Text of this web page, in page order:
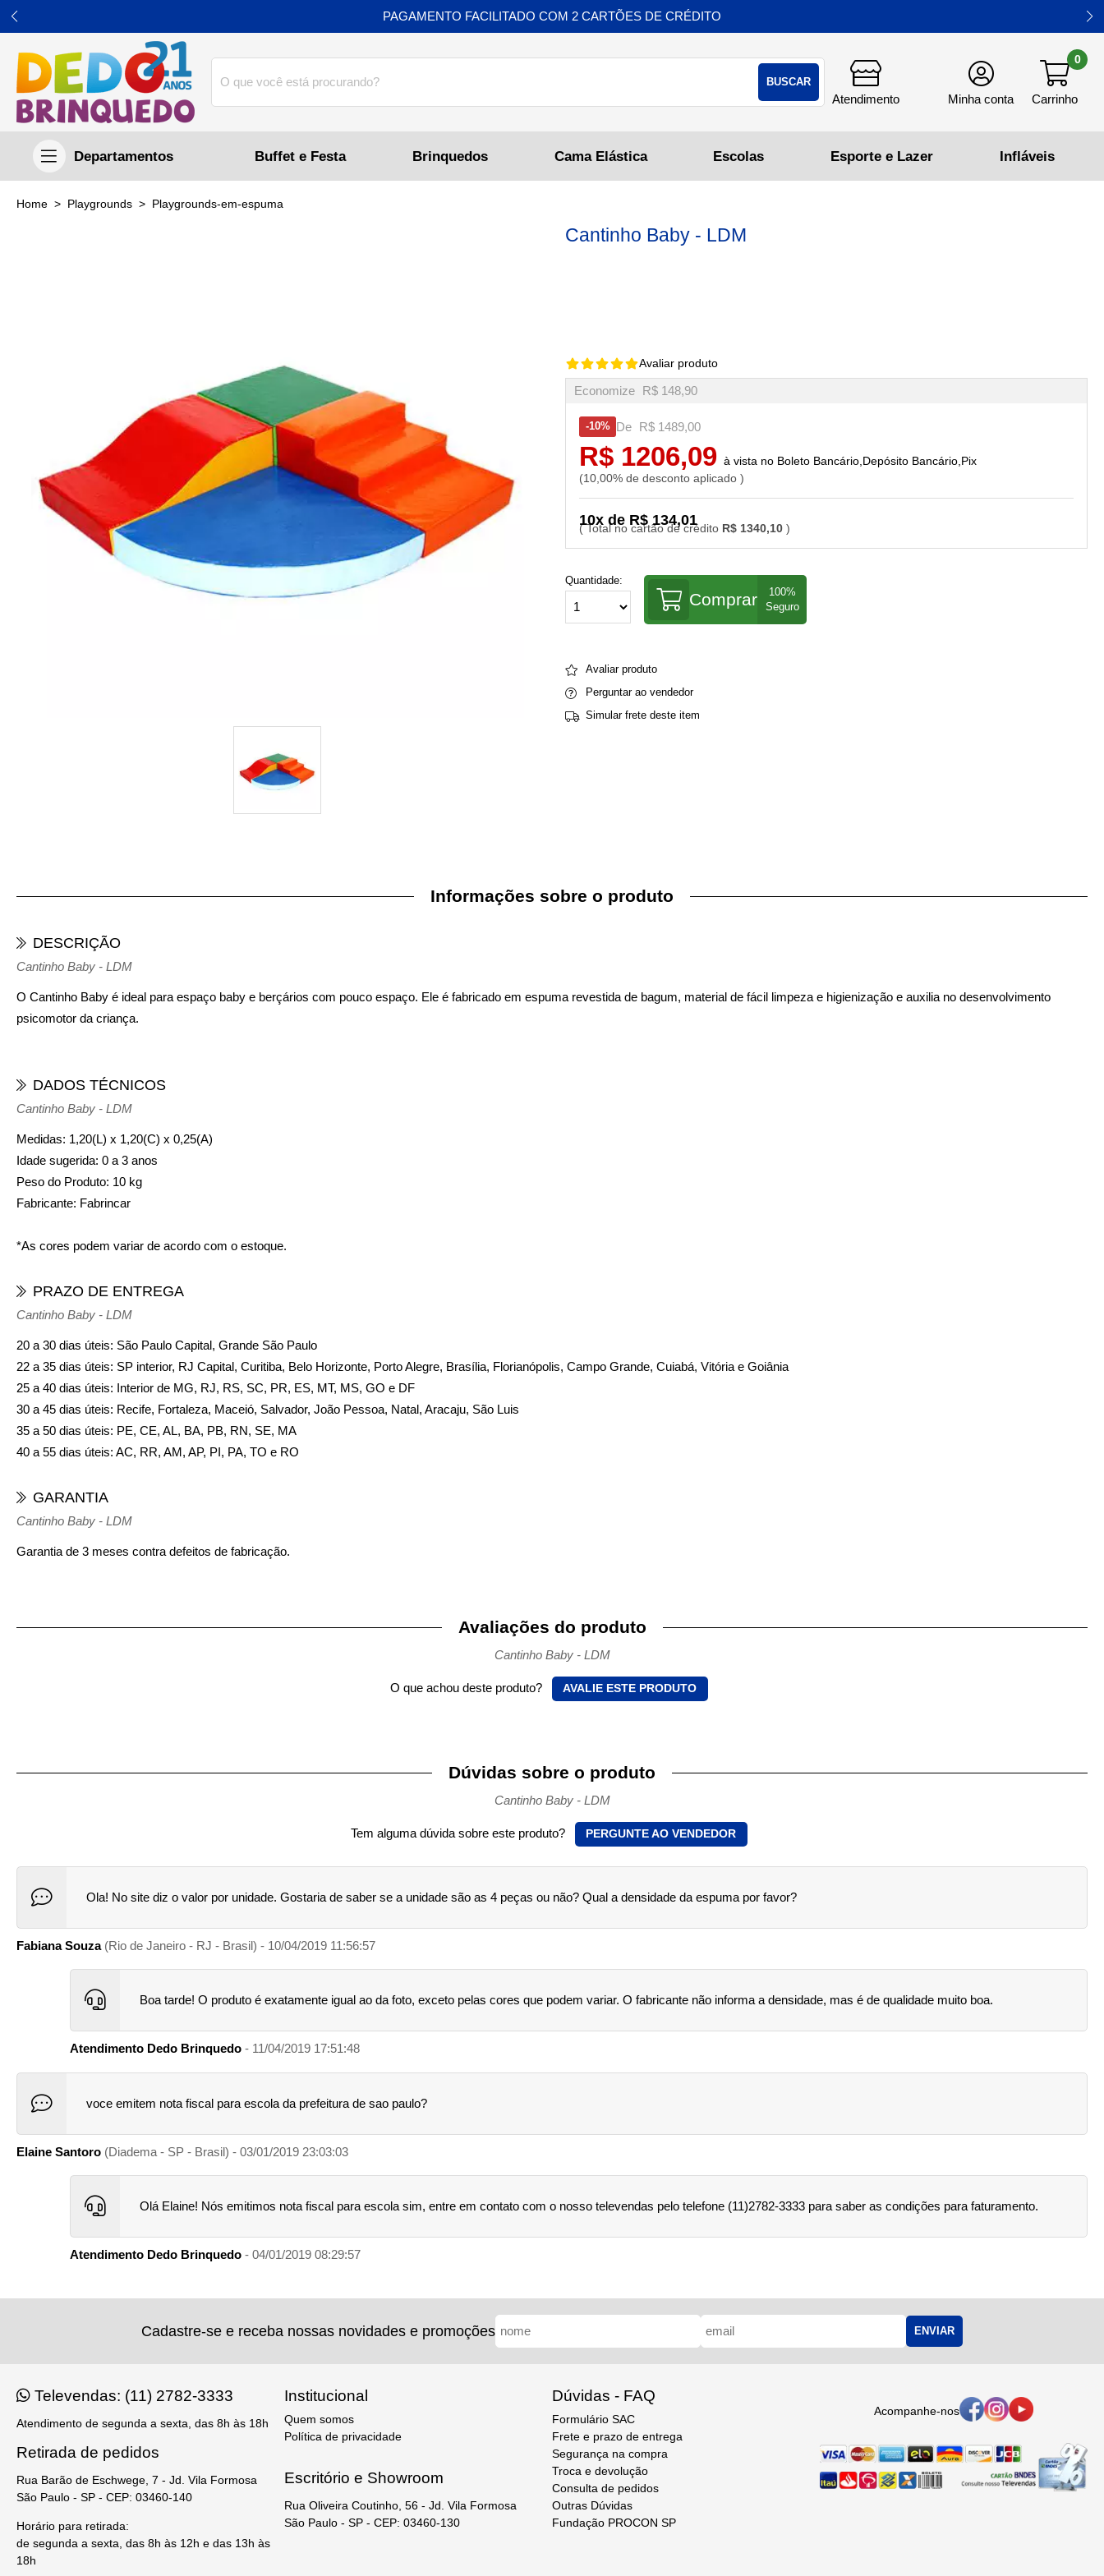
BUSCAR
0
Buffet e Festa Brinquedos Cama Elástica
PAGAMENTO FACILITADO COM 2 CARTÕES DE CRÉDITO
home Playgrounds playgrounds-em-espuma
Cantinho Baby - LDM
Avaliar produto
De R$ 1489,00
R$ 1340,10
Economize R$ 148,90
10%
10x de R$ 134,01
R$ 1206,09
10,00% de desconto aplicado
Boleto Bancário,Depósito Bancário,Pix
Quantidade:
Comprar
Avaliar produto
Perguntar ao vendedor
Simular frete deste item
Informações sobre o produto
DESCRIÇÃO
Cantinho Baby - LDM
O Cantinho Baby é ideal para espaço baby e berçários com pouco espaço. Ele é fabricado em espuma revestida de bagum, material de fácil limpeza e higienização e auxilia no desenvolvimento
psicomotor da criança.
DADOS TÉCNICOS
Cantinho Baby - LDM
Medidas: 1,20(L) x 1,20(C) x 0,25(A)
Idade sugerida: 0 a 3 anos
Peso do Produto: 10 kg
Fabricante: Fabrincar
*As cores podem variar de acordo com o estoque.
PRAZO DE ENTREGA
Cantinho Baby - LDM
20 a 30 dias úteis: São Paulo Capital, Grande São Paulo
22 a 35 dias úteis: SP interior, RJ Capital, Curitiba, Belo Horizonte, Porto Alegre, Brasília, Florianópolis, Campo Grande, Cuiabá, Vitória e Goiânia
25 a 40 dias úteis: Interior de MG, RJ, RS, SC, PR, ES, MT, MS, GO e DF
30 a 45 dias úteis: Recife, Fortaleza, Maceió, Salvador, João Pessoa, Natal, Aracaju, São Luis
35 a 50 dias úteis: PE, CE, AL, BA, PB, RN, SE, MA
40 a 55 dias úteis: AC, RR, AM, AP, PI, PA, TO e RO
GARANTIA
Cantinho Baby - LDM
Garantia de 3 meses contra defeitos de fabricação.
Avaliações do produto
Cantinho Baby - LDM
O que achou deste produto? AVALIE ESTE PRODUTO
Dúvidas sobre o produto
Cantinho Baby - LDM
Tem alguma dúvida sobre este produto? PERGUNTE AO VENDEDOR
Ola! No site diz o valor por unidade. Gostaria de saber se a unidade são as 4 peças ou não? Qual a densidade da espuma por favor?
Fabiana Souza(Rio de Janeiro - RJ - Brasil) - 10/04/2019 11:56:57
Boa tarde! O produto é exatamente igual ao da foto, exceto pelas cores que podem variar. O fabricante não informa a densidade, mas é de qualidade muito boa.
Atendimento Dedo Brinquedo - 11/04/2019 17:51:48
voce emitem nota fiscal para escola da prefeitura de sao paulo?
Elaine Santoro (Diadema - SP - Brasil) - 03/01/2019 23:03:03
Olá Elaine! Nós emitimos nota fiscal para escola sim, entre em contato com o nosso televendas pelo telefone (11)2782-3333 para saber as condições para faturamento.
Atendimento Dedo Brinquedo - 04/01/2019 08:29:57
Cadastre-se e receba nossas novidades e promoções ENVIAR
Televendas: (11) 2782-3333
Atendimento de segunda a sexta, das 8h às 18h
Retirada de pedidos
Rua Barão de Eschwege, 7 - Jd. Vila Formosa
São Paulo - SP - CEP: 03460-140
Horário para retirada:
de segunda a sexta, das 8h às 12h e das 13h às
18h
Institucional
Quem somos
Política de privacidade
Escritório e Showroom
Rua Oliveira Coutinho, 56 - Jd. Vila Formosa
São Paulo - SP - CEP: 03460-130
Dúvidas - FAQ
Formulário SAC
Frete e prazo de entrega
Segurança na compra
Troca e devolução
Consulta de pedidos
Outras Dúvidas
Fundação PROCON SP
Acompanhe-nos